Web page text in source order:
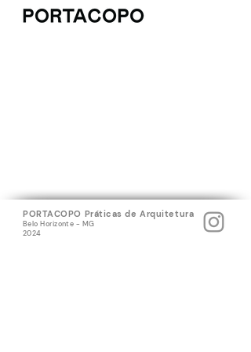
PORTACOPO Práticas de Arquitetura
Belo Horizonte - MG
2024